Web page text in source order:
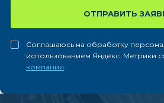
ОТПРАВИТЬ
Соглашаюсь на обработку
использованием Яндекс. Метрики
компании